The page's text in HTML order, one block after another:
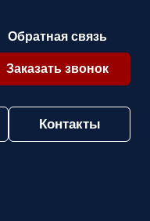
Обратная связь
Заказать звонок
Контакты